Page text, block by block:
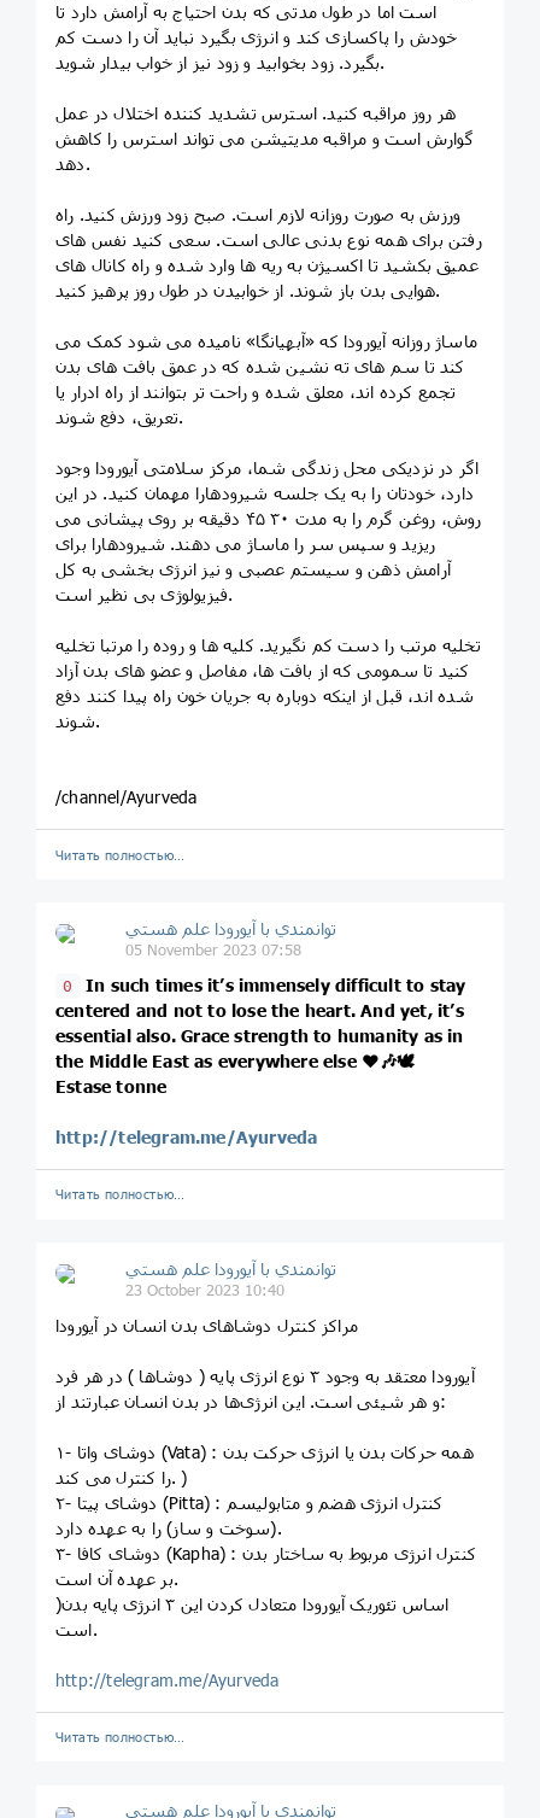
است اما در طول مدتی که بدن احتیاج به آرامش دارد تا
خودش را پاکسازی کند و انرژی بگیرد نباید آن را دست کم
بگیرد. زود بخوابید و زود نیز از خواب بیدار شوید.
هر روز مراقبه کنید. استرس تشدید کننده اختلال در عمل
گوارش است و مراقبه مدیتیشن می تواند استرس را کاهش
دهد.
ورزش به صورت روزانه لازم است. صبح زود ورزش کنید. راه
رفتن برای همه نوع بدنی عالی است. سعی کنید نفس های
عمیق بکشید تا اکسیژن به ریه ها وارد شده و راه کانال های
هوایی بدن باز شوند. از خوابیدن در طول روز پرهیز کنید.
ماساژ روزانه آیورودا که «آبهیانگا» نامیده می شود کمک می
کند تا سم های ته نشین شده که در عمق بافت های بدن
تجمع کرده اند، معلق شده و راحت تر بتوانند از راه ادرار یا
تعریق، دفع شوند.
اگر در نزدیکی محل زندگی شما، مرکز سلامتی آیورودا وجود
دارد، خودتان را به یک جلسه شیرودهارا مهمان کنید. در این
روش، روغن گرم را به مدت ۳۰ ۴۵ دقیقه بر روی پیشانی می
ریزید و سپس سر را ماساژ می دهند. شیرودهارا برای
آرامش ذهن و سیستم عصبی و نیز انرژی بخشی به کل
فیزیولوژی بی نظیر است.
تخلیه مرتب را دست کم نگیرید. کلیه ها و روده را مرتبا تخلیه
کنید تا سمومی که از بافت ها، مفاصل و عضو های بدن آزاد
شده اند، قبل از اینکه دوباره به جریان خون راه پیدا کنند دفع
شوند.
/channel/Ayurveda
Читать полностью…
توانمندي با آيورودا علم هستي
05 November 2023 07:58
0
In such times it’s immensely difficult to stay
centered and not to lose the heart. And yet, it’s
essential also. Grace strength to humanity as in
the Middle East as everywhere else ❤️🎶🕊️
Estase tonne
http://telegram.me/Ayurveda
Читать полностью…
توانمندي با آيورودا علم هستي
23 October 2023 10:40
مراکز کنترل دوشاهای بدن انسان در آیورودا
آیورودا معتقد به وجود ۳ نوع انرژی پایه ( دوشاها ) در هر فرد
و هر شیئی است. این انرژی‌ها در بدن انسان عبارتند از:
۱- دوشای واتا (Vata) : همه حرکات بدن یا انرژی حرکت بدن
را کنترل می کند. )
۲- دوشای پیتا (Pitta) : کنترل انرژی هضم و متابولیسم
(سوخت و ساز) را به عهده دارد.
۳- دوشای کافا (Kapha) : کنترل انرژی مربوط به ساختار بدن
بر عهده آن است.
)اساس تئوریک آیورودا متعادل کردن این ۳ انرژی پایه بدن
است.
http://telegram.me/Ayurveda
Читать полностью…
توانمندي با آيورودا علم هستي